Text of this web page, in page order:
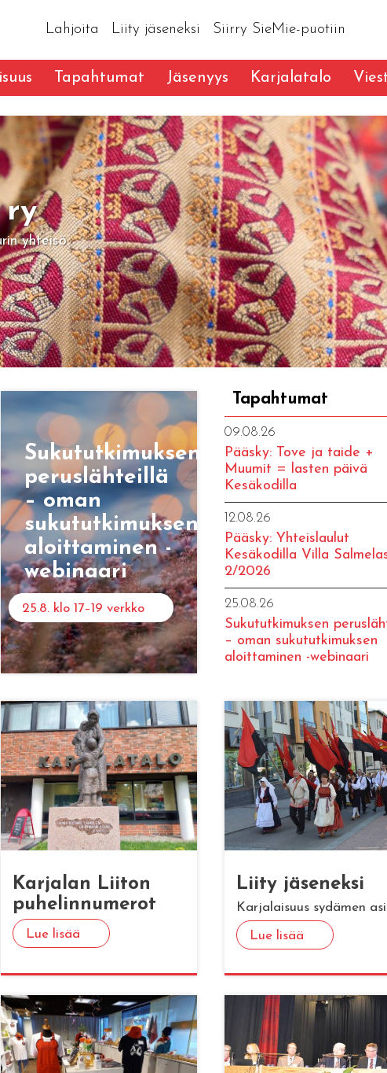
Lahjoita Liity jäseneksi Siirry SieMie-puotiin
Tapahtumat Jäsenyys Karjalatalo
ry
yhteisö
Sukututkimuksen
peruslähteillä
– oman
sukututkimuksen
aloittaminen -
webinaari
25.8. klo 17–19 verkko
Tapahtumat
09.08.26
Pääsky: Tove ja taide +
Muumit = lasten päivä
Kesäkodilla
12.08.26
Pääsky: Yhteislaulut
Kesäkodilla Villa
2/2026
25.08.26
Sukututkimuksen
– oman sukututkimuksen
aloittaminen -webinaari
Kar­ja­lan Lii­ton
pu­he­lin­nu­me­rot
Lue lisää
Liity jä­se­nek­si
Karjalaisuus sydämen
Lue lisää